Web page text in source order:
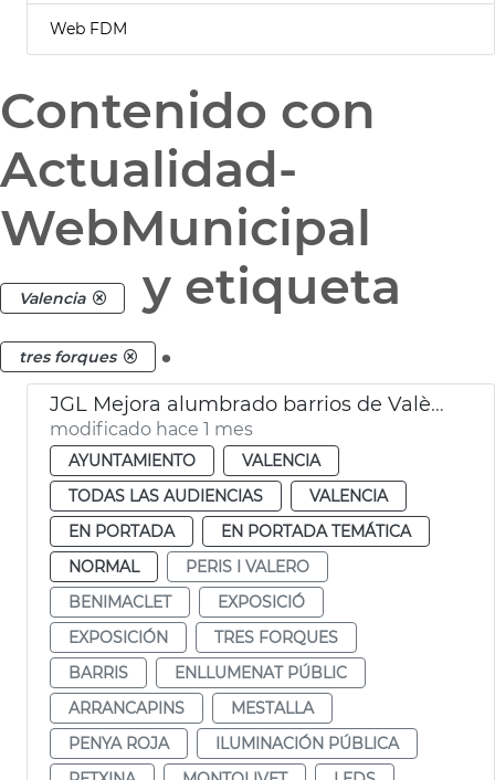
Web FDM
Contenido con
Actualidad-
WebMunicipal
Valencia y etiqueta
tres forques .
JGL Mejora alumbrado barrios de València
modificado hace 1 mes
AYUNTAMIENTO
VALENCIA
TODAS LAS AUDIENCIAS
VALENCIA
EN PORTADA
EN PORTADA TEMÁTICA
NORMAL
PERIS I VALERO
BENIMACLET
EXPOSICIÓ
EXPOSICIÓN
TRES FORQUES
BARRIS
ENLLUMENAT PÚBLIC
ARRANCAPINS
MESTALLA
PENYA ROJA
ILUMINACIÓN PÚBLICA